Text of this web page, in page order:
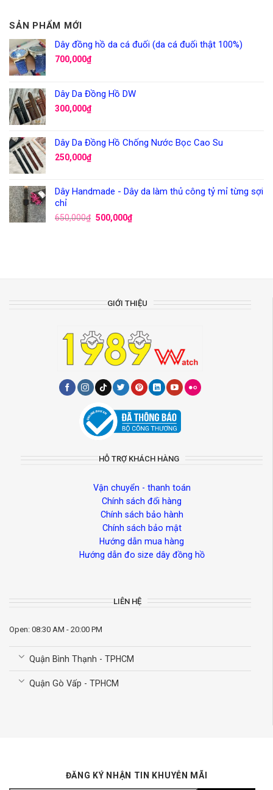
SẢN PHẨM MỚI
Dây đồng hồ da cá đuối (da cá đuối thật 100%)
700,000₫
Dây Da Đồng Hồ DW
300,000₫
Dây Da Đồng Hồ Chống Nước Bọc Cao Su
250,000₫
Dây Handmade - Dây da làm thủ công tỷ mỉ từng sợi
chỉ
650,000₫ 500,000₫
GIỚI THIỆU
HỖ TRỢ KHÁCH HÀNG
Vận chuyển - thanh toán
Chính sách đổi hàng
Chính sách bảo hành
Chính sách bảo mật
Hướng dẫn mua hàng
Hướng dẫn đo size dây đồng hồ
LIÊN HỆ
Open: 08:30 AM - 20:00 PM
Quận Bình Thạnh - TPHCM
Quận Gò Vấp - TPHCM
ĐĂNG KÝ NHẬN TIN KHUYỄN MÃI